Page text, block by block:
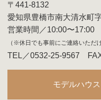
〒441-8132
愛知県豊橋市南大清水町
営業時間／10:00〜17:00
（※休日でも事前にご連絡いただ
TEL／0532-25-9567
モデルハウス